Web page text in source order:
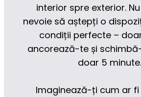
interior spre exterior.
nevoie să aștepți o
condiții perfecte –
ancorează-te și
doar 5 minute.
Imaginează-ți cum ar